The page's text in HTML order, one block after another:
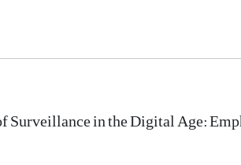
in the Digital Age: